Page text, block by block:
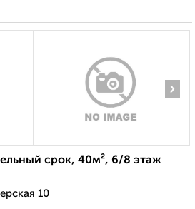
›
срок, 40м², 6/8 этаж
10